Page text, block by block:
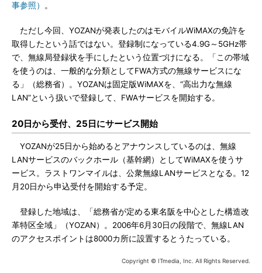
事参照）
。
ただし今回、YOZANが発表したのはモバイルWiMAXの免許を
取得したという話ではない。登録制になっている4.9G～5GHz帯
で、無線局登録状を手にしたという位置づけになる。「この帯域
を使うのは、一般的な分類としてFWA方式の無線サービスにな
る」（総務省）。YOZANは固定版WiMAXを、“高出力な無線
LAN”という扱いで登録して、FWAサービスを開始する。
20日から受付、25日にサービス開始
YOZANが25日から始めるとアナウンスしているのは、無線
LANサービスのバックホール（基幹網）としてWiMAXを使うサ
ービス。ラストワンマイルは、公衆無線LANサービスとなる。12
月20日から申込受付を開始する予定。
登録した地域は、「総務省が定める東名阪を中心とした構造改
革特区全域」（YOZAN）。2006年6月30日の段階で、無線LAN
のアクセスポイントは8000カ所に設置するとうたっている。
Copyright © ITmedia, Inc. All Rights Reserved.